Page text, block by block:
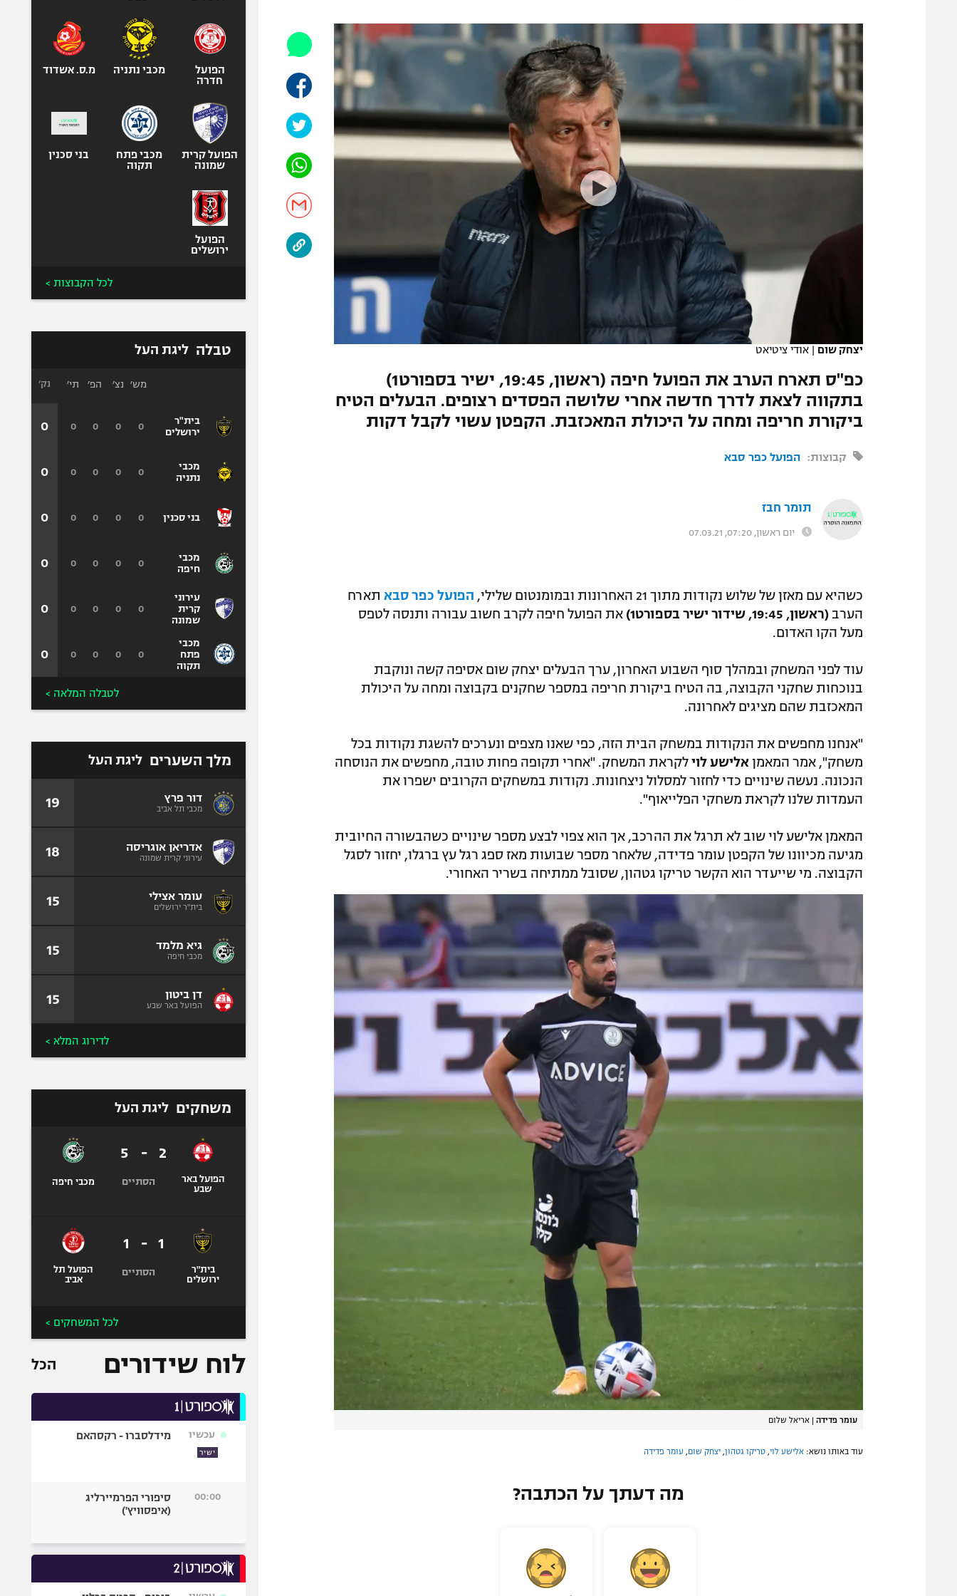
תקנון משתתפים וזוכים בפרסים
תקנון עבור פעילות אלקטרה
תקנון עבור פעילות ספורט 1 – "מרלן"
טניס
גיימינג E-Sports
רשיון להקרנה פומבית לבית עסק
הצטרפות לחבילת הערוצים
לוח דרושים – ג'ובנט
הפועל תל אביב
הפועל חיפה
הפועל באר שבע
מכבי נתניה
ליגה סינית
ליגה ברזילאית
ליגות נוספות
אופניים
ספורט מוטורי
כדורמים
בייסבול MLB
ספורט אתגרי
אומנויות לחימה
יצחק שום | אודי ציטיאט
כפ"ס תארח הערב את הפועל חיפה (ראשון, 19:45, ישיר בספורט1)
בתקווה לצאת לדרך חדשה אחרי שלושה הפסדים רצופים. הבעלים הטיח
ביקורת חריפה ומחה על היכולת המאכזבת. הקפטן עשוי לקבל דקות
קבוצות: הפועל כפר סבא
תומר חבז
יום ראשון, 07:20, 07.03.21
כשהיא עם מאזן של שלוש נקודות מתוך 21 האחרונות ובמומנטום שלילי, הפועל כפר סבא תארח
הערב (ראשון, 19:45, שידור ישיר בספורט1)
את הפועל חיפה לקרב חשוב עבורה ותנסה לטפס
מעל הקו האדום.
עוד לפני המשחק ובמהלך סוף השבוע האחרון, ערך הבעלים יצחק שום אסיפה קשה ונוקבת
בנוכחות שחקני הקבוצה, בה הטיח ביקורת חריפה במספר שחקנים בקבוצה ומחה על היכולת
המאכזבת שהם מציגים לאחרונה.
"אנחנו מחפשים את הנקודות במשחק הבית הזה, כפי שאנו מצפים ונערכים להשגת נקודות בכל
משחק", אמר המאמן אלישע לוי לקראת המשחק. "אחרי תקופה פחות טובה, מחפשים את הנוסחה
הנכונה. נעשה שינויים כדי לחזור למסלול ניצחונות. נקודות במשחקים הקרובים ישפרו את
העמדות שלנו לקראת משחקי הפלייאוף".
המאמן אלישע לוי שוב לא תרגל את ההרכב, אך הוא צפוי לבצע מספר שינויים כשהבשורה החיובית
מגיעה מכיוונו של הקפטן עומר פדידה, שלאחר מספר שבועות מאז ספג רגל עץ ברגלו, יחזור לסגל
הקבוצה. מי שייעדר הוא הקשר טריקו גטהון, שסובל ממתיחה בשריר האחורי.
עומר פדידה | אריאל שלום
עוד באותו נושא: אלישע לוי טריקו גטהון יצחק שום עומר פדידה
מה דעתך על הכתבה?
הפועל
חדרה
מכבי נתניה מ.ס. אשדוד
הפועל קרית
שמונה
מכבי פתח
תקוה
בני סכנין
הפועל
ירושלים
לכל הקבוצות >
טבלה ליגת העל
בית"ר
ירושלים
מכבי
נתניה
בני סכנין
מכבי
חיפה
עירוני
קרית
שמונה
מכבי
פתח
תקוה
מש׳ נצ׳ הפ׳ תי׳
0
0
0
0
0
0
0
0
0
0
0
0
0
0
0
0
0
0
0
0
0
0
0
0
נק׳
0
0
0
0
0
0
לטבלה המלאה >
מלך השערים ליגת העל
דור פרץ
מכבי תל אביב 19
אדריאן אוגריסה
עירוני קרית שמונה 18
עומר אצילי
בית"ר ירושלים 15
גיא מלמד
מכבי חיפה 15
דן ביטון
הפועל באר שבע 15
לדירוג המלא >
משחקים ליגת העל
הפועל באר
שבע
2
-
5
הסתיים מכבי חיפה
בית"ר
ירושלים
1
-
1
הסתיים
הפועל תל
אביב
לכל המשחקים >
לוח שידורים הכל
עכשיו
ישיר
מידלסברו - רקסהאם
00:00
סיפורי הפרמיירליג
(איפסוויץ')